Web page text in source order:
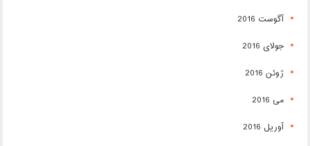
آگوست 2016
جولای 2016
ژوئن 2016
می 2016
آوریل 2016